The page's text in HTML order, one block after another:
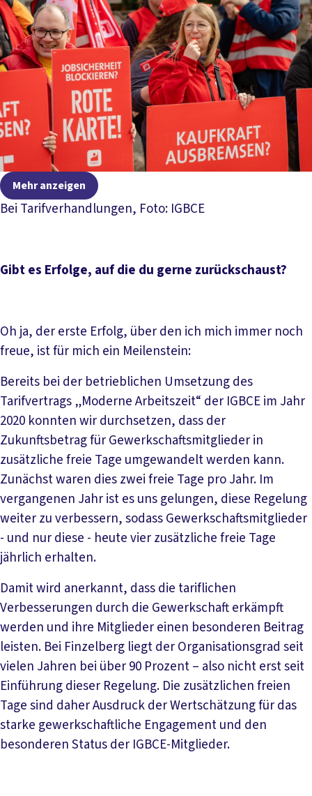
Mehr anzeigen
Bei Tarifverhandlungen, Foto: IGBCE
Gibt es Erfolge, auf die du gerne zurückschaust?
Oh ja, der erste Erfolg, über den ich mich immer noch
freue, ist für mich ein Meilenstein:
Bereits bei der betrieblichen Umsetzung des
Tarifvertrags „Moderne Arbeitszeit“ der IGBCE im Jahr
2020 konnten wir durchsetzen, dass der
Zukunftsbetrag für Gewerkschaftsmitglieder in
zusätzliche freie Tage umgewandelt werden kann.
Zunächst waren dies zwei freie Tage pro Jahr. Im
vergangenen Jahr ist es uns gelungen, diese Regelung
weiter zu verbessern, sodass Gewerkschaftsmitglieder
- und nur diese - heute vier zusätzliche freie Tage
jährlich erhalten.
Damit wird anerkannt, dass die tariflichen
Verbesserungen durch die Gewerkschaft erkämpft
werden und ihre Mitglieder einen besonderen Beitrag
leisten. Bei Finzelberg liegt der Organisationsgrad seit
vielen Jahren bei über 90 Prozent – also nicht erst seit
Einführung dieser Regelung. Die zusätzlichen freien
Tage sind daher Ausdruck der Wertschätzung für das
starke gewerkschaftliche Engagement und den
besonderen Status der IGBCE-Mitglieder.